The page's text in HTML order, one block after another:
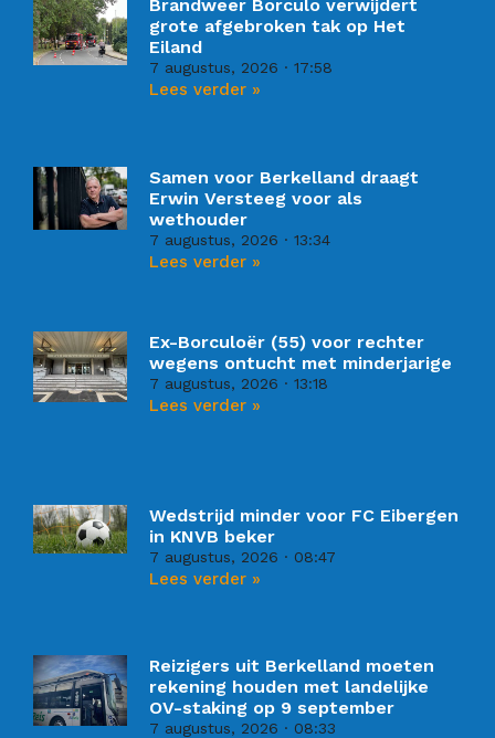
Brandweer Borculo verwijdert
grote afgebroken tak op Het
Eiland
7 augustus, 2026 17:58
Lees verder »
Samen voor Berkelland draagt
Erwin Versteeg voor als
wethouder
7 augustus, 2026 13:34
Lees verder »
Ex-Borculoër (55) voor rechter
wegens ontucht met minderjarige
7 augustus, 2026 13:18
Lees verder »
Wedstrijd minder voor FC Eibergen
in KNVB beker
7 augustus, 2026 08:47
Lees verder »
Reizigers uit Berkelland moeten
rekening houden met landelijke
OV-staking op 9 september
7 augustus, 2026 08:33